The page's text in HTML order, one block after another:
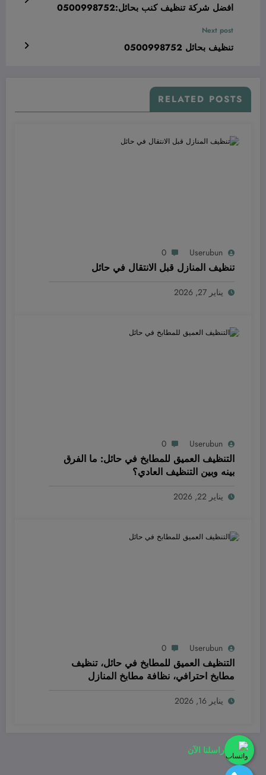
راسلنا الآن
افضل شركة تنظيف كنب بحائل:0500998752
Next post
تنظيف بحائل 0500998752
RELATED POSTS
Userubun
0
تنظيف المنازل قبل الانتقال في حائل
يناير 27, 2026
Userubun
0
التنظيف العميق للمطابخ في حائل: ما الفرق
بينه وبين التنظيف العادي؟
يناير 22, 2026
Userubun
0
التنظيف العميق للمطابخ في حائل، تنظيف
مطابخ احترافي، نظافة مطابخ المنازل
يناير 16, 2026